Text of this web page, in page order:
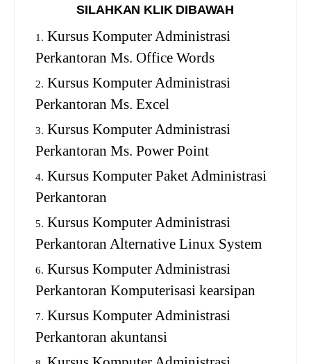
SILAHKAN KLIK DIBAWAH
Kursus Komputer Administrasi
Perkantoran Ms. Office Words
Kursus Komputer Administrasi
Perkantoran Ms. Excel
Kursus Komputer Administrasi
Perkantoran Ms. Power Point
Kursus Komputer Paket Administrasi
Perkantoran
Kursus Komputer Administrasi
Perkantoran Alternative Linux System
Kursus Komputer Administrasi
Perkantoran Komputerisasi kearsipan
Kursus Komputer Administrasi
Perkantoran akuntansi